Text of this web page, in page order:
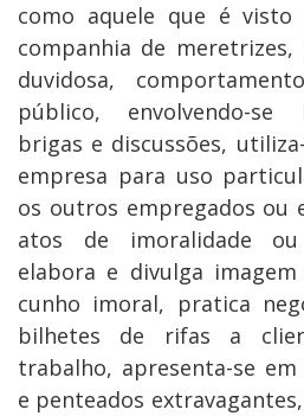
como aquele que é visto
companhia de
duvidosa,
público, envolvendo-se
brigas e discussões,
empresa para uso
os outros empregados ou
atos de imoralidade ou
elabora e divulga
cunho imoral, pratica
bilhetes de rifas a
trabalho, apresenta-se
e penteados